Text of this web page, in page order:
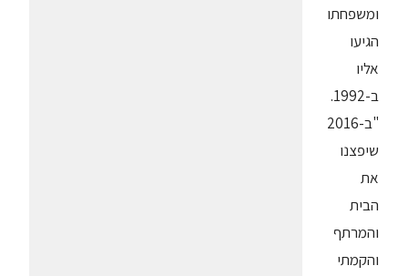
ומשפחתו
הגיעו
אליו
ב-1992.
"ב-2016
שיפצנו
את
הבית
והמרתף
והקמתי